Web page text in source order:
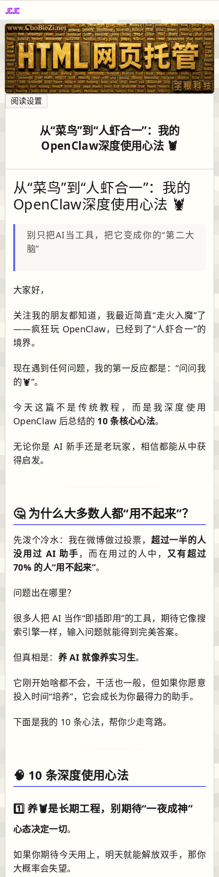
阅读设置
从“菜鸟”到“人虾合一”：我的
OpenClaw深度使用心法 🦞
从“菜鸟”到“人虾合一”：我的
OpenClaw深度使用心法 🦞
别只把AI当工具，把它变成你的“第二大
脑”
大家好，
关注我的朋友都知道，我最近简直“走火入魔”了
——疯狂玩 OpenClaw，已经到了“人虾合一”的
境界。
现在遇到任何问题，我的第一反应都是：“问问我
的🦞”。
今天这篇不是传统教程，而是我深度使用
OpenClaw 后总结的 10 条核心心法。
无论你是 AI 新手还是老玩家，相信都能从中获
得启发。
🤔 为什么大多数人都“用不起来”？
先泼个冷水：我在微博做过投票， 超过一半的人
没用过 AI 助手 ，而在用过的人中，又有超过
70% 的人“用不起来”。
问题出在哪里？
很多人把 AI 当作“即插即用”的工具，期待它像搜
索引擎一样，输入问题就能得到完美答案。
但真相是： 养 AI 就像养实习生。
它刚开始啥都不会，干活也一般，但如果你愿意
投入时间“培养”，它会成长为你最得力的助手。
下面是我的 10 条心法，帮你少走弯路。
🧠 10 条深度使用心法
1️⃣ 养🦞是长期工程，别期待“一夜成神”
心态决定一切。
如果你期待今天用上，明天就能解放双手，那你
大概率会失望。